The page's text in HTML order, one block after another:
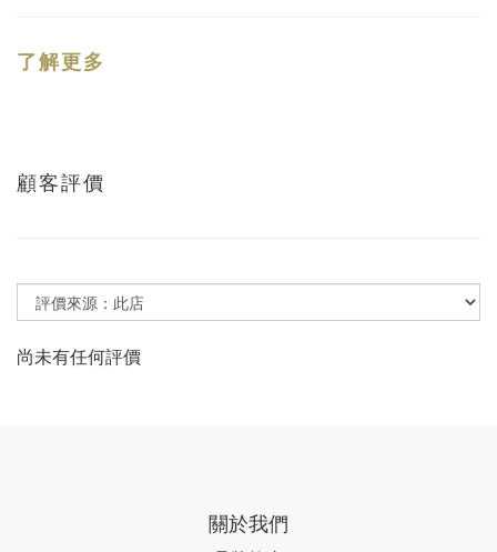
了解更多
顧客評價
尚未有任何評價
關於我們